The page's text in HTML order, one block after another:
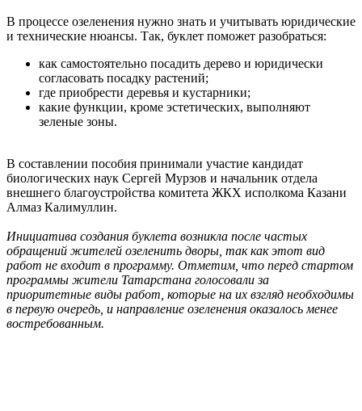
В процессе озеленения нужно знать и учитывать юридические
и технические нюансы. Так, буклет поможет разобраться:
как самостоятельно посадить дерево и юридически
согласовать посадку растений;
где приобрести деревья и кустарники;
какие функции, кроме эстетических, выполняют
зеленые зоны.
В составлении пособия принимали участие кандидат
биологических наук Сергей Мурзов и начальник отдела
внешнего благоустройства комитета ЖКХ исполкома Казани
Алмаз Калимуллин.
Инициатива создания буклета возникла после частых
обращений жителей озеленить дворы, так как этот вид
работ не входит в программу. Отметим, что перед стартом
программы жители Татарстана голосовали за
приоритетные виды работ, которые на их взгляд необходимы
в первую очередь, и направление озеленения оказалось менее
востребованным.